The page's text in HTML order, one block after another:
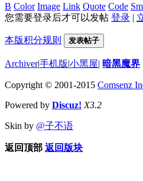
B Color Image Link Quote Code
您需要登录后才可以发帖 登录 |
本版积分规则 发表帖子
Archiver|手机版|小黑屋| 暗黑魔界
Copyright © 2001-2015 Comsenz
Powered by Discuz! X3.2
Skin by @子不语
返回顶部 返回版块